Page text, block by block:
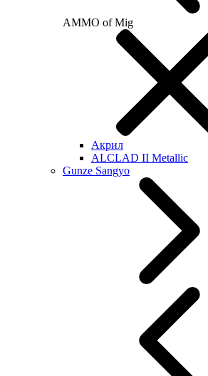
AMMO of Mig
Акрил
ALCLAD II Metallic
Gunze Sangyo